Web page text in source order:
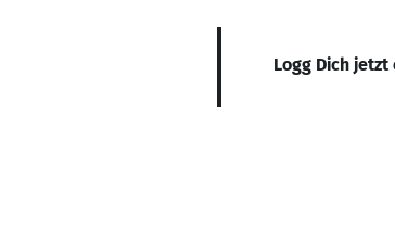
Logg Dich